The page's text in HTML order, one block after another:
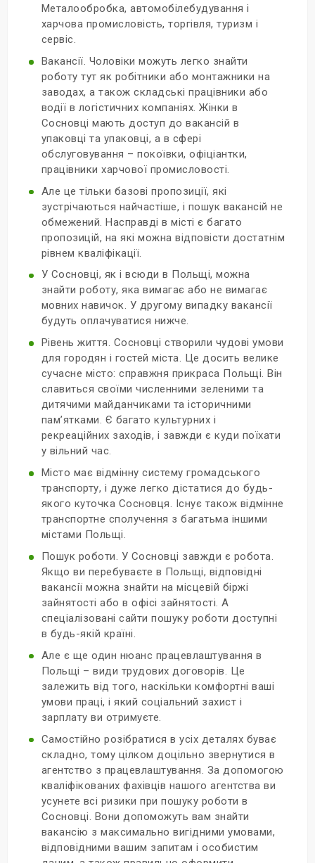
Металообробка, автомобілебудування і
харчова промисловість, торгівля, туризм і
сервіс.
Вакансії. Чоловіки можуть легко знайти
роботу тут як робітники або монтажники на
заводах, а також складські працівники або
водії в логістичних компаніях. Жінки в
Сосновці мають доступ до вакансій в
упаковці та упаковці, а в сфері
обслуговування – покоївки, офіціантки,
працівники харчової промисловості.
Але це тільки базові пропозиції, які
зустрічаються найчастіше, і пошук вакансій не
обмежений. Насправді в місті є багато
пропозицій, на які можна відповісти достатнім
рівнем кваліфікації.
У Сосновці, як і всюди в Польщі, можна
знайти роботу, яка вимагає або не вимагає
мовних навичок. У другому випадку вакансії
будуть оплачуватися нижче.
Рівень життя. Сосновці створили чудові умови
для городян і гостей міста. Це досить велике
сучасне місто: справжня прикраса Польщі. Він
славиться своїми численними зеленими та
дитячими майданчиками та історичними
пам’ятками. Є багато культурних і
рекреаційних заходів, і завжди є куди поїхати
у вільний час.
Місто має відмінну систему громадського
транспорту, і дуже легко дістатися до будь-
якого куточка Сосновця. Існує також відмінне
транспортне сполучення з багатьма іншими
містами Польщі.
Пошук роботи. У Сосновці завжди є робота.
Якщо ви перебуваєте в Польщі, відповідні
вакансії можна знайти на місцевій біржі
зайнятості або в офісі зайнятості. А
спеціалізовані сайти пошуку роботи доступні
в будь-якій країні.
Але є ще один нюанс працевлаштування в
Польщі – види трудових договорів. Це
залежить від того, наскільки комфортні ваші
умови праці, і який соціальний захист і
зарплату ви отримуєте.
Самостійно розібратися в усіх деталях буває
складно, тому цілком доцільно звернутися в
агентство з працевлаштування. За допомогою
кваліфікованих фахівців нашого агентства ви
усунете всі ризики при пошуку роботи в
Сосновці. Вони допоможуть вам знайти
вакансію з максимально вигідними умовами,
відповідними вашим запитам і особистим